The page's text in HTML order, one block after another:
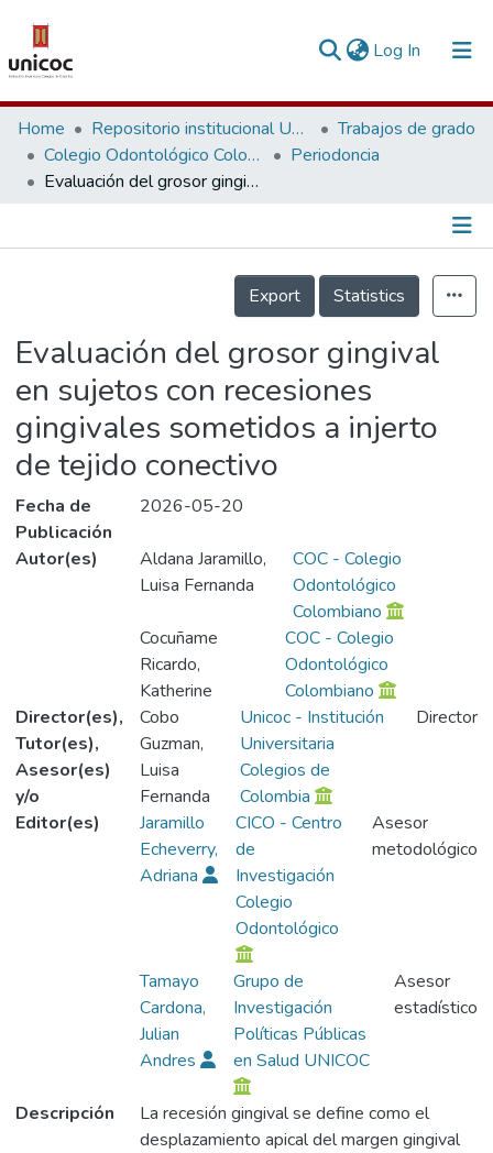
Log In (current)
Communities & Collections
Research Outputs
People
Home Repositorio institucional Unicoc, RI-unicoc
Trabajos de grado
Colegio Odontológico Colombiano
Periodoncia
Evaluación del grosor gingival en sujetos con recesiones gingivales sometidos a injerto de tejido conectivo
Información de la Publicación
Export
Statistics
Evaluación del grosor gingival
en sujetos con recesiones
gingivales sometidos a injerto
de tejido conectivo
Fecha de
Publicación
2026-05-20
Autor(es)
Aldana Jaramillo,
Luisa Fernanda
COC - Colegio
Odontológico
Colombiano
Cocuñame
Ricardo,
Katherine
COC - Colegio
Odontológico
Colombiano
Director(es),
Tutor(es),
Asesor(es)
y/o
Editor(es)
Cobo
Guzman,
Luisa
Fernanda
Unicoc - Institución
Universitaria
Colegios de
Colombia
Director
Jaramillo
Echeverry,
Adriana
CICO - Centro
de
Investigación
Colegio
Odontológico
Asesor
metodológico
Tamayo
Cardona,
Julian
Andres
Grupo de
Investigación
Políticas Públicas
en Salud UNICOC
Asesor
estadístico
Descripción
La recesión gingival se define como el
desplazamiento apical del margen gingival